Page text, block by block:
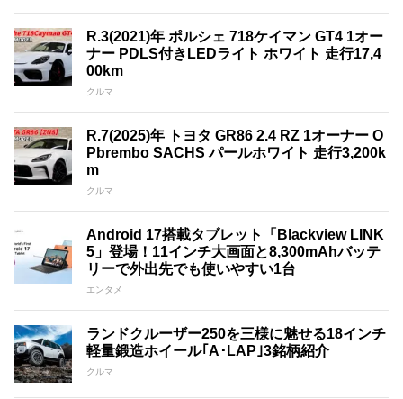
R.3(2021)年 ポルシェ 718ケイマン GT4 1オー
ナー PDLS付きLEDライト ホワイト 走行17,4
00km
クルマ
R.7(2025)年 トヨタ GR86 2.4 RZ 1オーナー O
Pbrembo SACHS パールホワイト 走行3,200k
m
クルマ
Android 17搭載タブレット「Blackview LINK
5」登場！11インチ大画面と8,300mAhバッテ
リーで外出先でも使いやすい1台
エンタメ
ランドクルーザー250を三様に魅せる18インチ
軽量鍛造ホイール｢A･LAP｣3銘柄紹介
クルマ